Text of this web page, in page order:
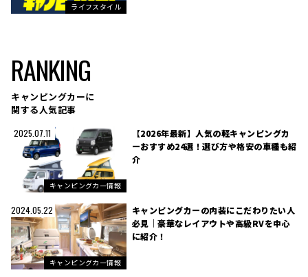
ライフスタイル
RANKING
キャンピングカーに
関する人気記事
2025.07.11
キャンピングカー情報
【2026年最新】人気の軽キャンピングカ
ーおすすめ24選！選び方や格安の車種も紹
介
2024.05.22
キャンピングカー情報
キャンピングカーの内装にこだわりたい人
必見｜豪華なレイアウトや高級RVを中心
に紹介！